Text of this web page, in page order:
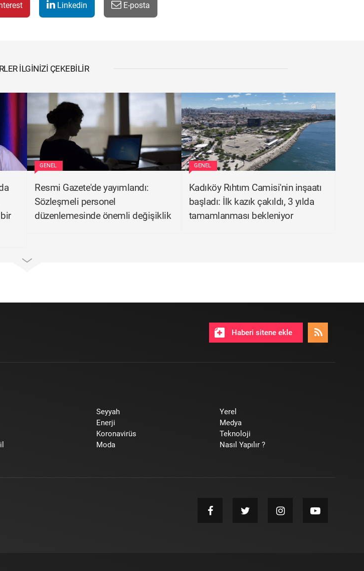
Linkedin E-posta
İLGINIZI ÇEKEBILIR
GENEL
Resmi Gazete'de yayımlandı:
Sözleşmeli personel
düzenlemesinde önemli değişiklik
GENEL
Kadıköy Rıhtım Camisi'nin inşaatı
başladı: İlk kazık çakıldı, 3 yılda
tamamlanması bekleniyor
Haberi sitene ekle
Seyyah
Enerji
Koronavirüs
Moda
Yerel
Medya
Teknoloji
Nasıl Yapılır ?